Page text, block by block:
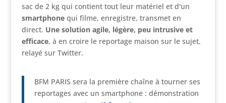
sac de 2 kg qui contient tout leur matériel et d'un
smartphonequi filme, enregistre, transmet en
direct. Une solution agile, légère, peu intrusive et
efficace, à en croire le reportage maison sur le sujet,
relayé sur Twitter.
BFM PARIS sera la première chaîne à tourner ses
reportages avec un smartphone : démonstration